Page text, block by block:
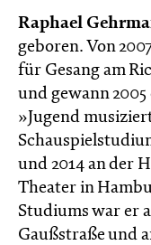
Raphael
geboren. Von
für Gesang am
und gewann
»Jugend
und 2014 an der
Theater in
Studiums war er
Gaußstraße und